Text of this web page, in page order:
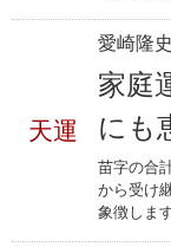
天運
愛崎隆
家庭
にも
苗字の合
から受け
象徴します